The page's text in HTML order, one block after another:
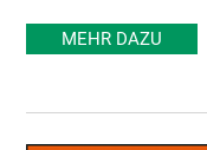
MEHR DAZU